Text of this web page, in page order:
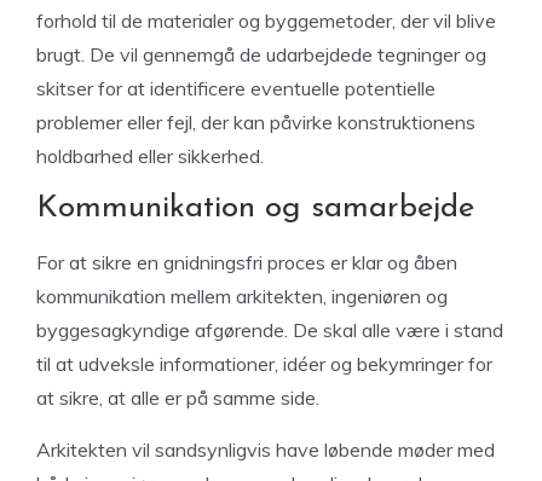
forhold til de materialer og byggemetoder, der vil blive
brugt. De vil gennemgå de udarbejdede tegninger og
skitser for at identificere eventuelle potentielle
problemer eller fejl, der kan påvirke konstruktionens
holdbarhed eller sikkerhed.
Kommunikation og samarbejde
For at sikre en gnidningsfri proces er klar og åben
kommunikation mellem arkitekten, ingeniøren og
byggesagkyndige afgørende. De skal alle være i stand
til at udveksle informationer, idéer og bekymringer for
at sikre, at alle er på samme side.
Arkitekten vil sandsynligvis have løbende møder med